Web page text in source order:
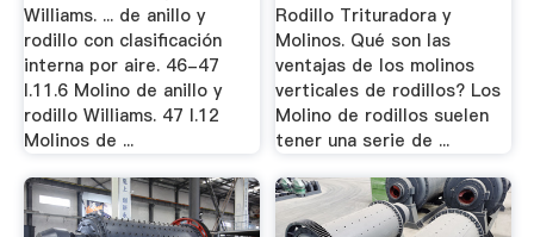
Williams. ... de anillo y
rodillo con clasificación
interna por aire. 46-47
I.11.6 Molino de anillo y
rodillo Williams. 47 I.12
Molinos de ...
Rodillo Trituradora y
Molinos. Qué son las
ventajas de los molinos
verticales de rodillos? Los
Molino de rodillos suelen
tener una serie de ...